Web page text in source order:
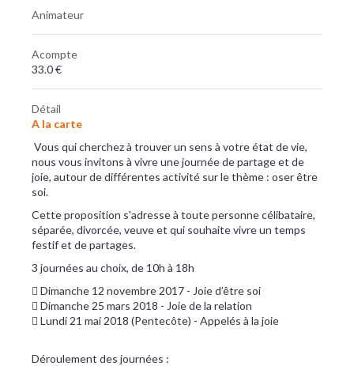
Animateur
Acompte
33.0 €
Détail
A la carte
Vous qui cherchez à trouver un sens à votre état de vie,
nous vous invitons à vivre une journée de partage et de
joie, autour de différentes activité sur le thème : oser être
soi.
Cette proposition s'adresse à toute personne célibataire,
séparée, divorcée, veuve et qui souhaite vivre un temps
festif et de partages.
3 journées au choix, de 10h à 18h
 Dimanche 12 novembre 2017 - Joie d’être soi
 Dimanche 25 mars 2018 - Joie de la relation
 Lundi 21 mai 2018 (Pentecôte) - Appelés à la joie
Déroulement des journées :